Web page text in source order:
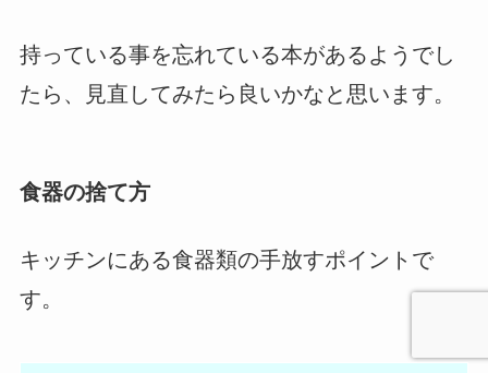
持っている事を忘れている本があるようでし
たら、見直してみたら良いかなと思います。
食器の捨て方
キッチンにある食器類の手放すポイントで
す。